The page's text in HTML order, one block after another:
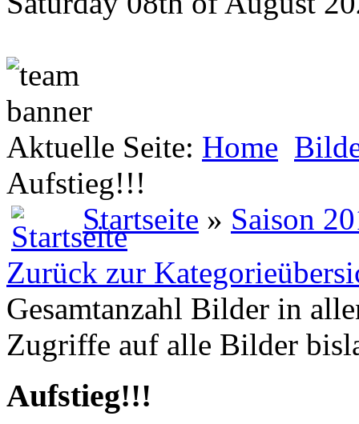
Aktuelle Seite: Home
Aufstieg!!!
Startseite » Saison
Zurück zur
Gesamtanzahl Bilder in
Zugriffe auf alle Bilder
Aufstieg!!!